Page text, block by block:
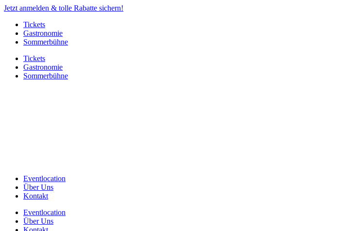
Jetzt anmelden & tolle Rabatte sichern!
Tickets
Gastronomie
Sommerbühne
Tickets
Gastronomie
Sommerbühne
Eventlocation
Über Uns
Kontakt
Eventlocation
Über Uns